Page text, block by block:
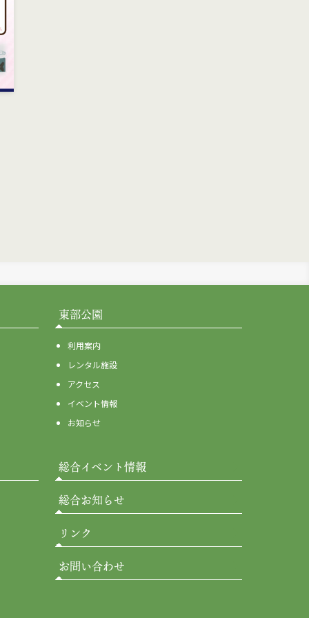
東部公園
利用案内
レンタル施設
アクセス
イベント情報
お知らせ
総合イベント情報
総合お知らせ
リンク
お問い合わせ